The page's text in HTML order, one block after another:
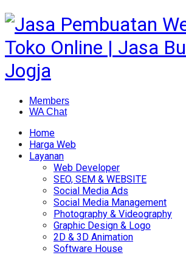
Members
WA Chat
Home
Harga Web
Layanan
Web Developer
SEO, SEM & WEBSITE
Social Media Ads
Social Media Management
Photography & Videography
Graphic Design & Logo
2D & 3D Animation
Software House